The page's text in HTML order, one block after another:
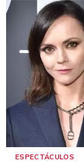
ESPECTÁCULOS